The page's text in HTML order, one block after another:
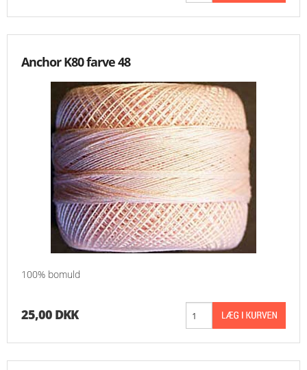
Anchor K80 farve 48
100% bomuld
25,00 DKK